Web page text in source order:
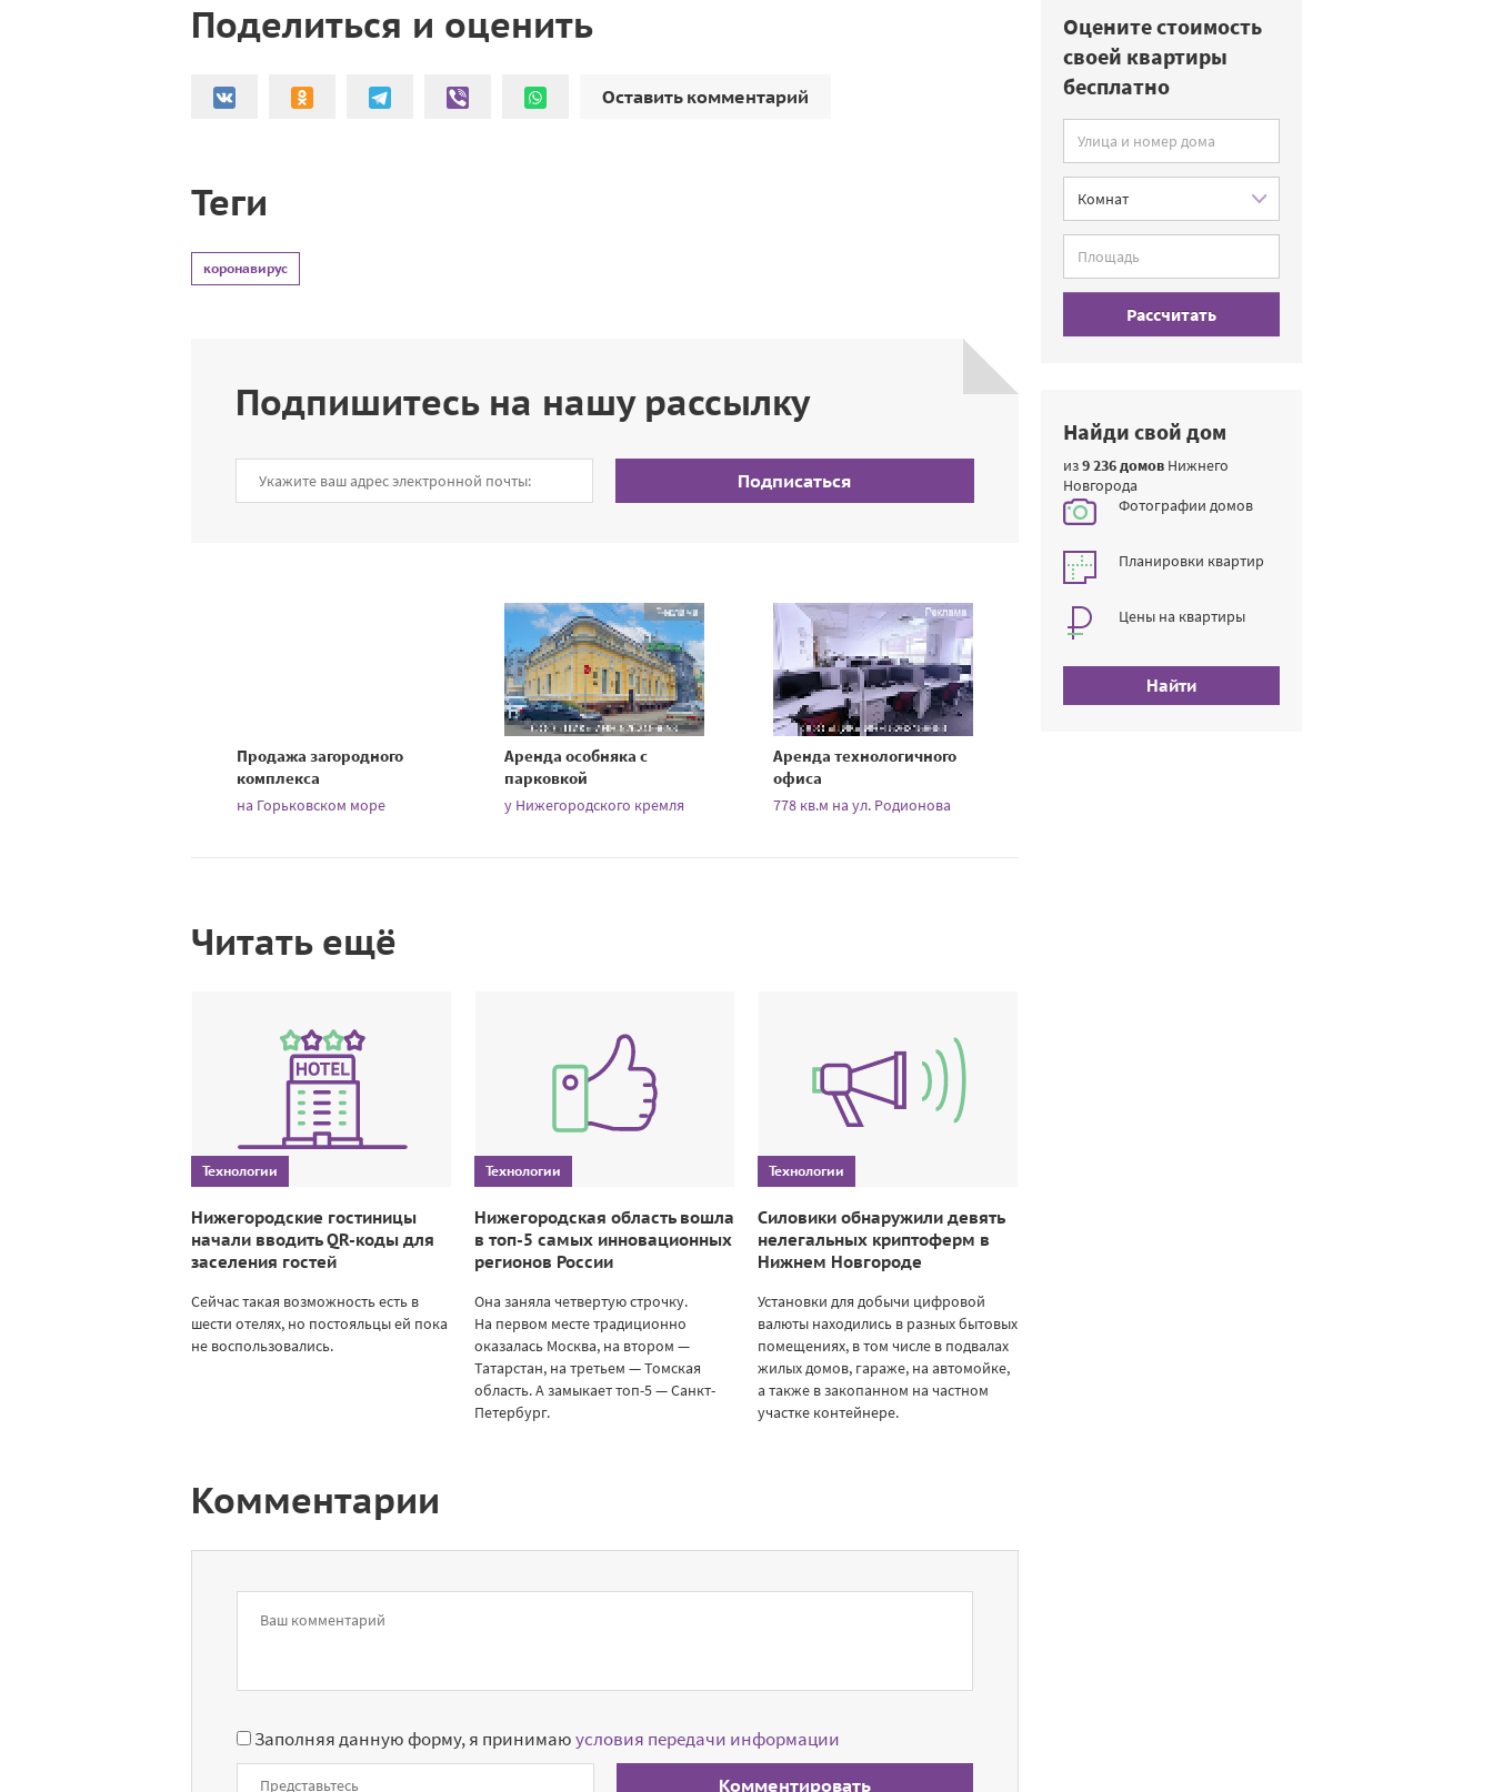
Поделиться и оценить
Оставить комментарий
Теги
коронавирус
Подпишитесь на нашу рассылку
Подписаться
Продажа загородного
комплекса
на Горьковском море
Аренда особняка с
парковкой
у Нижегородского кремля
Аренда технологичного
офиса
778 кв.м на ул. Родионова
Читать ещё
Технологии
Нижегородские гостиницы
начали вводить QR-коды для
заселения гостей
Сейчас такая возможность есть в
шести отелях, но постояльцы ей пока
не воспользовались.
Технологии
Нижегородская область вошла
в топ-5 самых инновационных
регионов России
Она заняла четвертую строчку.
На первом месте традиционно
оказалась Москва, на втором —
Татарстан, на третьем — Томская
область. А замыкает топ-5 — Санкт-
Петербург.
Технологии
Силовики обнаружили девять
нелегальных криптоферм в
Нижнем Новгороде
Установки для добычи цифровой
валюты находились в разных бытовых
помещениях, в том числе в подвалах
жилых домов, гараже, на автомойке,
а также в закопанном на частном
участке контейнере.
Комментарии
Заполняя данную форму, я принимаюусловия передачи информации
Комментировать
Оцените стоимость
своей квартиры
бесплатно
Рассчитать
Найди свой дом
из9 236 домов Нижнего
Новгорода
Фотографии домов
Планировки квартир
Цены на квартиры
Найти